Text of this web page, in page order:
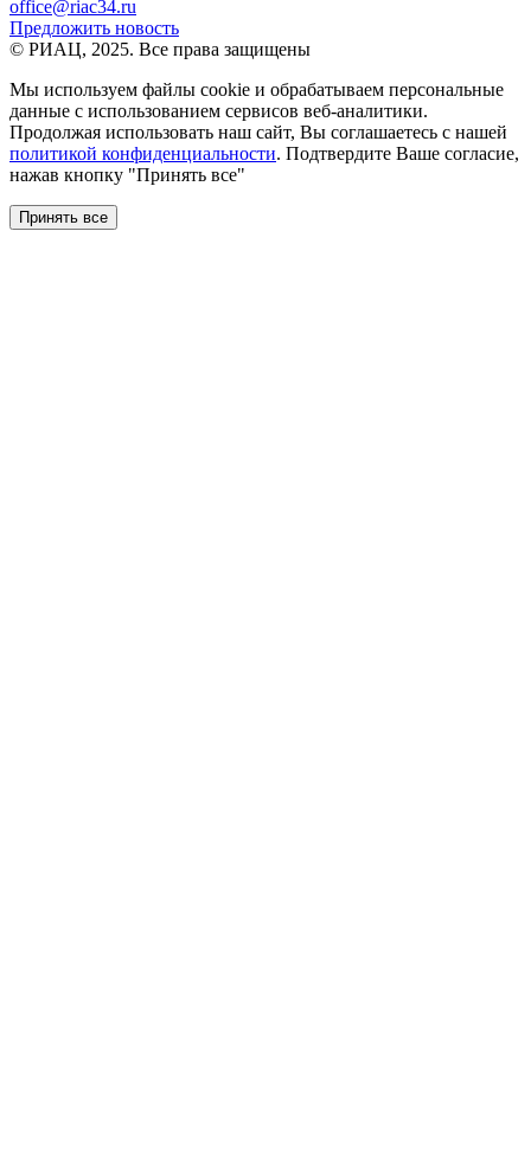
office@riac34.ru
Предложить новость
© РИАЦ, 2025. Все права защищены
Мы используем файлы сookie и обрабатываем персональные
данные с использованием сервисов веб-аналитики.
Продолжая использовать наш сайт, Вы соглашаетесь с нашей
политикой конфиденциальности. Подтвердите Ваше согласие,
нажав кнопку "Принять все"
Принять все